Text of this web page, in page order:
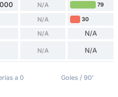
N/A 79
N/A 30
N/A N/A
N/A N/A
a 0 Goles / 90'